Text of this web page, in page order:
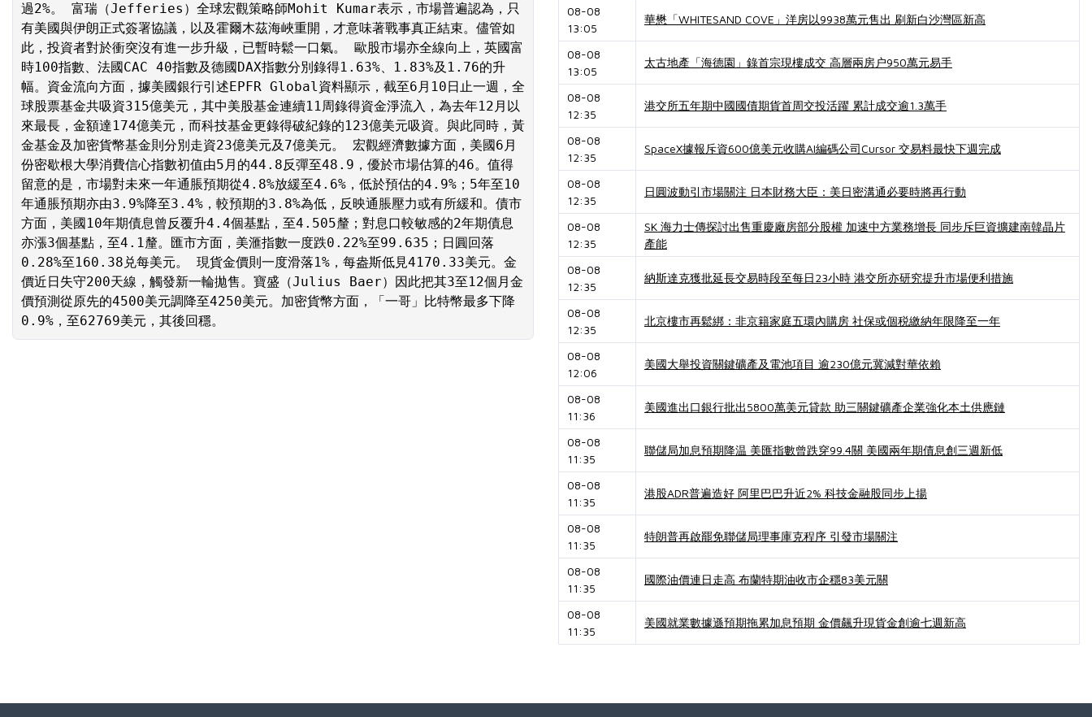
過2%。 富瑞（Jefferies）全球宏觀策略師Mohit Kumar表示，市場普遍認為，只
有美國與伊朗正式簽署協議，以及霍爾木茲海峽重開，才意味著戰事真正結束。儘管如
此，投資者對於衝突沒有進一步升級，已暫時鬆一口氣。 歐股市場亦全線向上，英國富
時100指數、法國CAC 40指數及德國DAX指數分別錄得1.63%、1.83%及1.76的升
幅。資金流向方面，據美國銀行引述EPFR Global資料顯示，截至6月10日止一週，全
球股票基金共吸資315億美元，其中美股基金連續11周錄得資金淨流入，為去年12月以
來最長，金額達174億美元，而科技基金更錄得破紀錄的123億美元吸資。與此同時，黃
金基金及加密貨幣基金則分別走資23億美元及7億美元。 宏觀經濟數據方面，美國6月
份密歇根大學消費信心指數初值由5月的44.8反彈至48.9，優於市場估算的46。值得
留意的是，市場對未來一年通脹預期從4.8%放緩至4.6%，低於預估的4.9%；5年至10
年通脹預期亦由3.9%降至3.4%，較預期的3.8%為低，反映通脹壓力或有所緩和。債市
方面，美國10年期債息曾反覆升4.4個基點，至4.505釐；對息口較敏感的2年期債息
亦漲3個基點，至4.1釐。匯市方面，美滙指數一度跌0.22%至99.635；日圓回落
0.28%至160.38兑每美元。 現貨金價則一度滑落1%，每盎斯低見4170.33美元。金
價近日失守200天線，觸發新一輪拋售。寶盛（Julius Baer）因此把其3至12個月金
價預測從原先的4500美元調降至4250美元。加密貨幣方面，「一哥」比特幣最多下降
0.9%，至62769美元，其後回穩。
08-08
13:05
華懋「WHITESAND COVE」洋房以9938萬元售出 刷新白沙灣區新高
08-08
13:05
太古地產「海德園」錄首宗現樓成交 高層兩房户950萬元易手
08-08
12:35
港交所五年期中國國債期貨首周交投活躍 累計成交逾1.3萬手
08-08
12:35
SpaceX據報斥資600億美元收購AI編碼公司Cursor 交易料最快下週完成
08-08
12:35
日圓波動引市場關注 日本財務大臣：美日密溝通必要時將再行動
08-08
12:35
SK 海力士傳探討出售重慶廠房部分股權 加速中方業務增長 同步斥巨資擴建南韓晶片
產能
08-08
12:35
納斯達克獲批延長交易時段至每日23小時 港交所亦研究提升市場便利措施
08-08
12:35
北京樓市再鬆綁：非京籍家庭五環內購房 社保或個税繳納年限降至一年
08-08
12:06
美國大舉投資關鍵礦產及電池項目 逾230億元冀減對華依賴
08-08
11:36
美國進出口銀行批出5800萬美元貸款 助三關鍵礦產企業強化本土供應鏈
08-08
11:35
聯儲局加息預期降温 美匯指數曾跌穿99.4關 美國兩年期債息創三週新低
08-08
11:35
港股ADR普遍造好 阿里巴巴升近2% 科技金融股同步上揚
08-08
11:35
特朗普再啟罷免聯儲局理事庫克程序 引發市場關注
08-08
11:35
國際油價連日走高 布蘭特期油收市企穩83美元關
08-08
11:35
美國就業數據遜預期拖累加息預期 金價飆升現貨金創逾七週新高